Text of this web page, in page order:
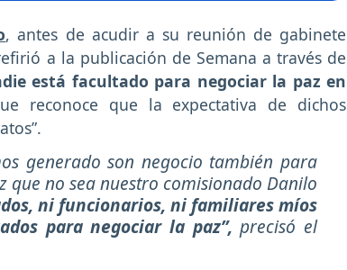
, antes de acudir a su reunión de gabinete
a la publicación de Semana a través de
está facultado para negociar la paz en
reconoce que la expectativa de dichos
generado son negocio también para
que no sea nuestro comisionado Danilo
ni funcionarios, ni familiares míos
para negociar la paz”, precisó el